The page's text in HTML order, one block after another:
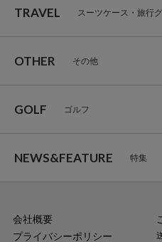
TRAVEL スーツケース・旅行
OTHER その他
GOLF ゴルフ
NEWS&FEATURE 特集
会社概要
プライバシーポリシー